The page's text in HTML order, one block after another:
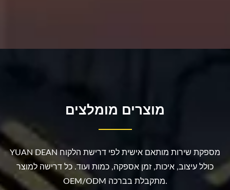
מוצרים מומלצים
YUAN DEAN מספקת שירות מותאם אישית לפי דרישת הלקוח
כולל עיצוב, איכות, זמן אספקה, כמות ועוד. כל דרישה למוצר
OEM/ODM מתקבלת בברכה.